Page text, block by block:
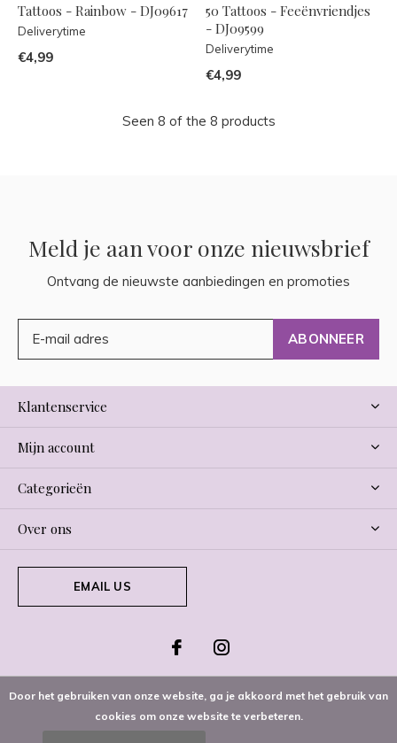
Tattoos - Rainbow - DJ09617
Deliverytime
€4,99
50 Tattoos - Feeënvriendjes
- DJ09599
Deliverytime
€4,99
Seen 8 of the 8 products
Meld je aan voor onze nieuwsbrief
Ontvang de nieuwste aanbiedingen en promoties
ABONNEER
Klantenservice
Mijn account
Categorieën
Over ons
EMAIL US
Door het gebruiken van onze website, ga je akkoord met het gebruik van
cookies om onze website te verbeteren.